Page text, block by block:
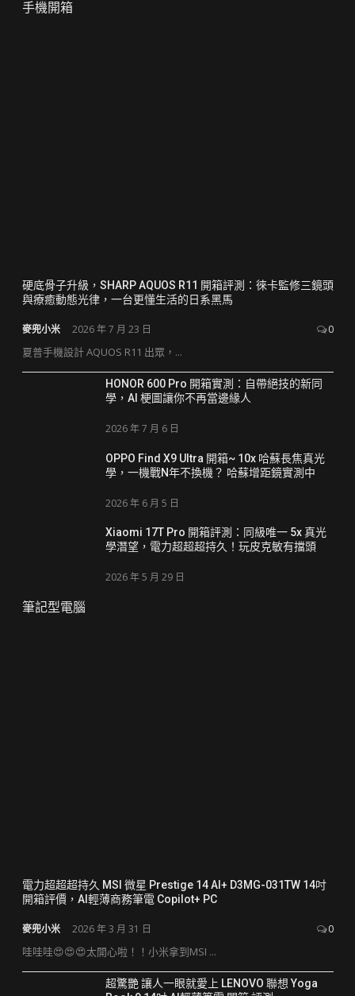
手機開箱
硬底骨子升級，SHARP AQUOS R11 開箱評測：徠卡監修三鏡頭
與療癒動態光律，一台更懂生活的日系黑馬
麥兜小米 2026 年 7 月 23 日 0
夏普手機設計 AQUOS R11 出眾，...
HONOR 600 Pro 開箱實測：自帶絕技的新同
學，AI 梗圖讓你不再當邊緣人
2026 年 7 月 6 日
OPPO Find X9 Ultra 開箱~ 10x 哈蘇長焦真光
學，一機戰N年不換機？ 哈蘇增距鏡實測中
2026 年 6 月 5 日
Xiaomi 17T Pro 開箱評測：同級唯一 5x 真光
學潛望，電力超超超持久！玩皮克敏有擋頭
2026 年 5 月 29 日
筆記型電腦
電力超超超持久 MSI 微星 Prestige 14 AI+ D3MG-031TW 14吋
開箱評價，AI輕薄商務筆電 Copilot+ PC
麥兜小米 2026 年 3 月 31 日 0
哇哇哇😍😍😍太開心啦！！小米拿到MSI ...
超驚艷 讓人一眼就愛上 LENOVO 聯想 Yoga